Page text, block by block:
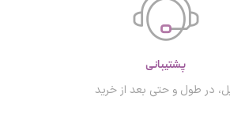
پشتیبانی
در طول و حتی بعد از خرید